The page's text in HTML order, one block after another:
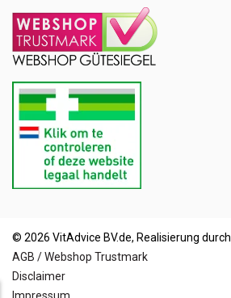
© 2026 VitAdvice BV.de, Realisierung durch
AGB / Webshop Trustmark
Disclaimer